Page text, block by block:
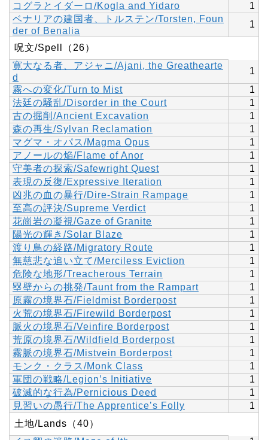
コグラとイダーロ/Kogla and Yidaro
1
ベナリアの建国者、トルステン/Torsten, Foun
der of Benalia
1
呪文/Spell（26）
寛大なる者、アジャニ/Ajani, the Greathearte
d
1
霧への変化/Turn to Mist
1
法廷の騒乱/Disorder in the Court
1
古の掘削/Ancient Excavation
1
森の再生/Sylvan Reclamation
1
マグマ・オパス/Magma Opus
1
アノールの焔/Flame of Anor
1
守美者の探索/Safewright Quest
1
表現の反復/Expressive Iteration
1
凶兆の血の暴行/Dire-Strain Rampage
1
至高の評決/Supreme Verdict
1
花崗岩の凝視/Gaze of Granite
1
陽光の輝き/Solar Blaze
1
渡り鳥の経路/Migratory Route
1
無慈悲な追い立て/Merciless Eviction
1
危険な地形/Treacherous Terrain
1
塁壁からの挑発/Taunt from the Rampart
1
原霧の境界石/Fieldmist Borderpost
1
火荒の境界石/Firewild Borderpost
1
脈火の境界石/Veinfire Borderpost
1
荒原の境界石/Wildfield Borderpost
1
霧脈の境界石/Mistvein Borderpost
1
モンク・クラス/Monk Class
1
軍団の戦略/Legion’s Initiative
1
破滅的な行為/Pernicious Deed
1
見習いの愚行/The Apprentice’s Folly
1
土地/Lands（40）